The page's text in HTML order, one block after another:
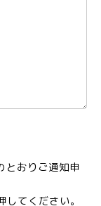
とおりご通知申
てください。